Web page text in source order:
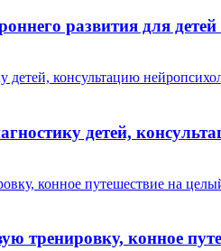
развития для
детей,
тренировку, конное